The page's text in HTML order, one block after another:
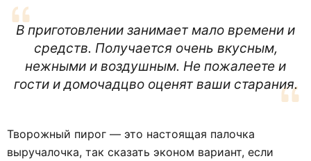
В приготовлении занимает мало времени и
средств. Получается очень вкусным,
нежными и воздушным. Не пожалеете и
гости и домочадцво оценят ваши старания.
Творожный пирог — это настоящая палочка
выручалочка, так сказать эконом вариант, если